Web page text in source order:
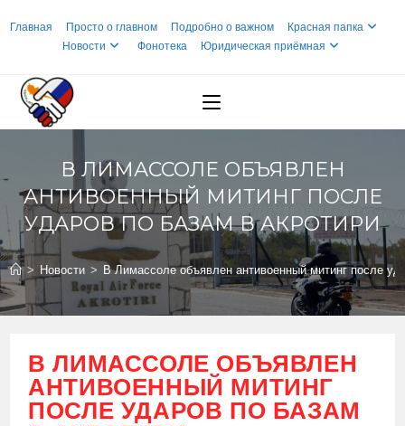
Главная Просто о главном Подробно о важном
Красная папка
Новости
Фонотека Юридическая приёмная
В ЛИМАССОЛЕ ОБЪЯВЛЕН
АНТИВОЕННЫЙ МИТИНГ ПОСЛЕ
УДАРОВ ПО БАЗАМ В АКРОТИРИ
> Новости > В Лимассоле объявлен антивоенный митинг после
В ЛИМАССОЛЕ ОБЪЯВЛЕН
АНТИВОЕННЫЙ МИТИНГ
ПОСЛЕ УДАРОВ ПО БАЗАМ